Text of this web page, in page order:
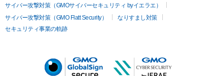
サイバー攻撃対策（GMOサイバーセキュリティ byイエラエ）
サイバー攻撃対策（GMO Flatt Security）
なりすまし対策
セキュリティ事業の軌跡